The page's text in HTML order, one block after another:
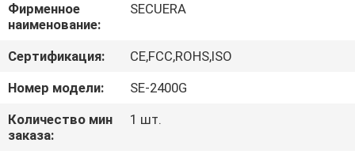
ПРОВЕРКА
КАЧЕСТВА
СВЯЖИТЕСЬ
МЫ
Фирменное
наименование:
SECUERA
Сертификация:
CE,FCC,ROHS,ISO
Номер модели:
SE-2400G
Количество мин
заказа:
1 шт.